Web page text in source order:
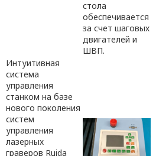
стола
обеспечивается
за счет шаговых
двигателей и
ШВП.
Интуитивная
система
управления
станком на базе
нового поколения
систем
управления
лазерных
граверов Ruida